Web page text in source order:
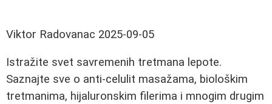
Viktor Radovanac 2025-09-05
Istražite svet savremenih tretmana lepote.
Saznajte sve o anti-celulit masažama, biološkim
tretmanima, hijaluronskim filerima i mnogim drugim